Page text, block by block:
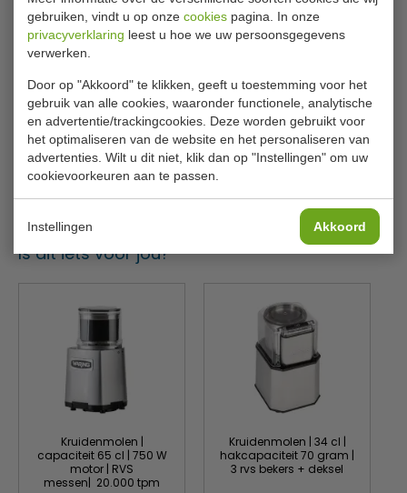
gebruiken, vindt u op onze cookies pagina. In onze
privacyverklaring leest u hoe we uw persoonsgegevens
verwerken.
Door op "Akkoord" te klikken, geeft u toestemming voor het
gebruik van alle cookies, waaronder functionele, analytische
en advertentie/trackingcookies. Deze worden gebruikt voor
het optimaliseren van de website en het personaliseren van
advertenties. Wilt u dit niet, klik dan op "Instellingen" om uw
cookievoorkeuren aan te passen.
Instellingen Akkoord
Model
T227
Kleur
Zilver
Afmetingen
44cm(h) x 22,6cm(b) x 23,5cm
Materiaal
RVS
Vermogen
650 W
Is dit iets voor jou?
Kruidenmolen |
capaciteit 65 cl | 750 W
motor | RVS
messen| 20.000 tpm
Kruidenmolen | 34 cl |
hakcapaciteit 70 gram |
3 rvs bekers + deksel